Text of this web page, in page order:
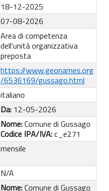
18-12-2025
07-08-2026
Area di competenza
dell'unità organizzativa
preposta
https://www.geonames.org
/6536169/gussago.html
italiano
Da: 12-05-2026
Nome:Comune di Gussago
Codice IPA/IVA:c_e271
mensile
N/A
Nome:Comune di Gussago